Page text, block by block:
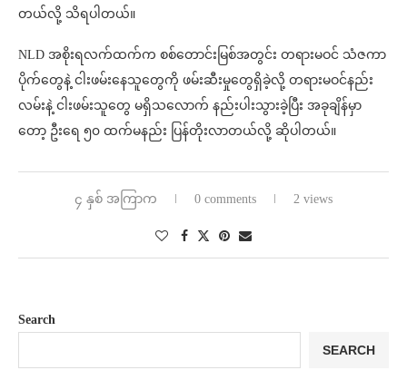
တယ်လို့ သိရပါတယ်။
NLD အစိုးရလက်ထက်က စစ်တောင်းမြစ်အတွင်း တရားမဝင် သံဇကာ
ပိုက်တွေနဲ့ ငါးဖမ်းနေသူတွေကို ဖမ်းဆီးမှုတွေရှိခဲ့လို့ တရားမဝင်နည်း
လမ်းနဲ့ ငါးဖမ်းသူတွေ မရှိသလောက် နည်းပါးသွားခဲ့ပြီး အခုချိန်မှာ
တော့ ဦးရေ ၅၀ ထက်မနည်း ပြန်တိုးလာတယ်လို့ ဆိုပါတယ်။
၄ နှစ် အကြာက 0 comments 2 views
Search
SEARCH